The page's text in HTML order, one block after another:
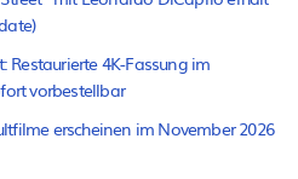
Restaurierte 4K-Fassung im
vorbestellbar
erscheinen im November 2026